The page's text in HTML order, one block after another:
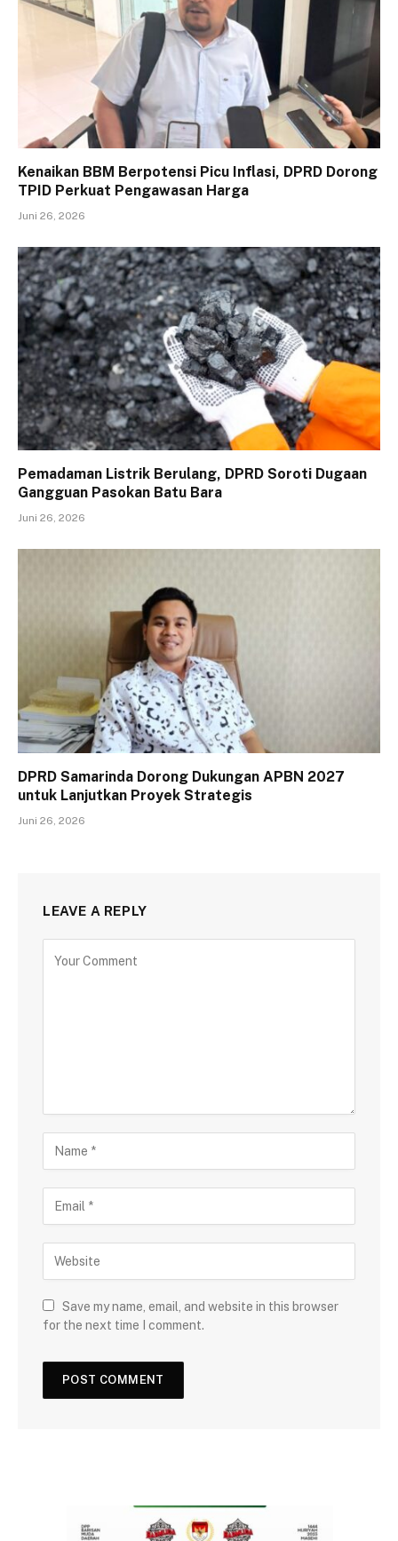
Kenaikan BBM Berpotensi Picu Inflasi, DPRD Dorong
TPID Perkuat Pengawasan Harga
Juni 26, 2026
Pemadaman Listrik Berulang, DPRD Soroti Dugaan
Gangguan Pasokan Batu Bara
Juni 26, 2026
DPRD Samarinda Dorong Dukungan APBN 2027
untuk Lanjutkan Proyek Strategis
Juni 26, 2026
LEAVE A REPLY
Save my name, email, and website in this browser
for the next time I comment.